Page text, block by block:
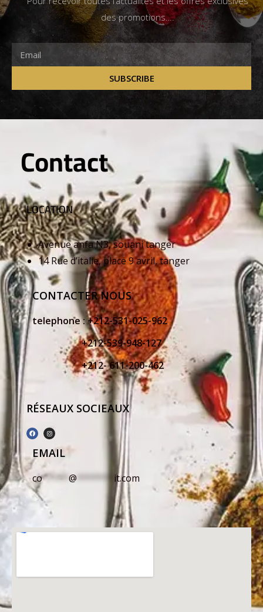
des promotions….
SUBSCRIBE
Contact
LOCATION
Avenue anfa N3, souani tanger
14 Rue d’italie, place 9 avril, tanger
CONTACTER NOUS
telephone :+212-531-025-962
+212-539-948-127
+212- 611-200-462
RÉSEAUX SOCIEAUX
EMAIL
co*****@ ******* it.com